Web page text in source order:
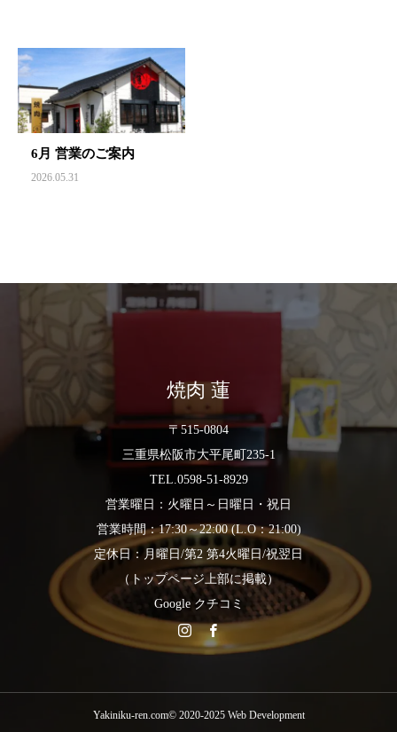
6月 営業のご案内
2026.05.31
焼肉 蓮
〒515-0804
三重県松阪市大平尾町235-1
TEL.0598-51-8929
営業曜日：火曜日～日曜日・祝日
営業時間：17:30～22:00 (L.O：21:00)
定休日：月曜日/第2 第4火曜日/祝翌日
（トップページ上部に掲載）
Google クチコミ
Yakiniku-ren.com© 2020-2025 Web Development